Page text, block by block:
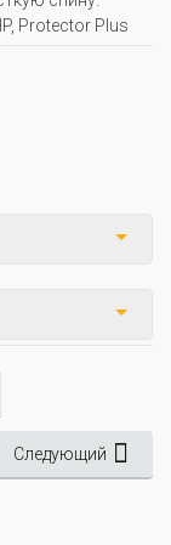
Protector Plus
Следующий